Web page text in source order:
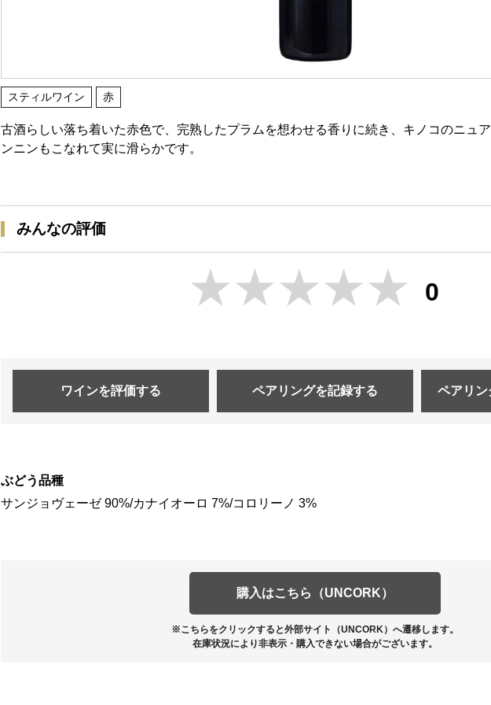
スティルワイン 赤
古酒らしい落ち着いた赤色で、完熟したプラムを想わせる香りに続き、キノコのニュ
ンニンもこなれて実に滑らかです。
みんなの評価
0
ワインを評価する ペアリングを記録する ペアリン
ぶどう品種
サンジョヴェーゼ 90%/カナイオーロ 7%/コロリーノ 3%
購入はこちら（UNCORK）
※こちらをクリックすると外部サイト（UNCORK）へ遷移します。
在庫状況により非表示・購入できない場合がございます。